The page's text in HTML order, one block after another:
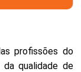
profissões do
qualidade de